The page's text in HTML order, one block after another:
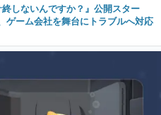
しないんですか？』公開スター
ゲーム会社を舞台にトラブルへ対応